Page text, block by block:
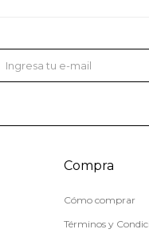
Compra
Cómo comprar
Términos y